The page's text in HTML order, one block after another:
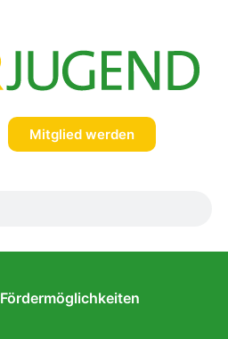
Mitglied werden
Fördermöglichkeiten